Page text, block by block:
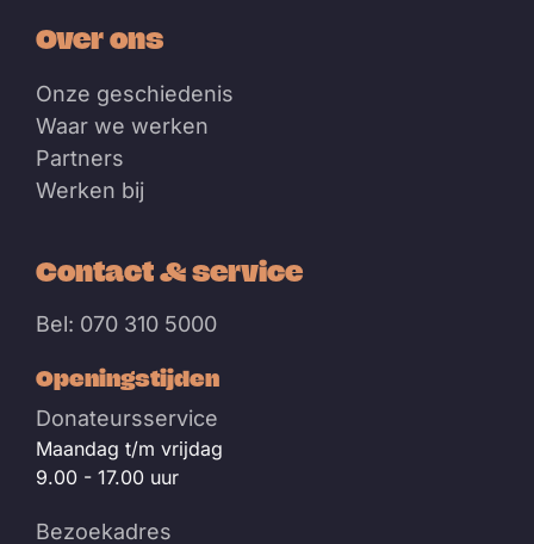
Over ons
Onze geschiedenis
Waar we werken
Partners
Werken bij
Contact & service
Bel: 070 310 5000
Openingstijden
Donateursservice
Maandag t/m vrijdag
9.00 - 17.00 uur
Bezoekadres